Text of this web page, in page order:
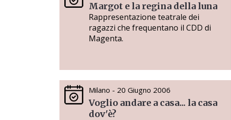
Margot e la regina della luna
Rappresentazione teatrale dei
ragazzi che frequentano il CDD di
Magenta.
Milano - 20 Giugno 2006
Voglio andare a casa... la casa
dov'è?